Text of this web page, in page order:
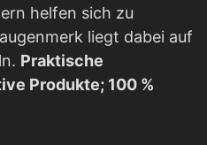
helfen sich zu
liegt dabei auf
Praktische
Produkte; 100 %